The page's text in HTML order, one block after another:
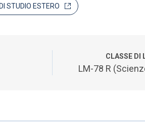
STUDIO ESTERO
CLASSE DI
LM-78 R